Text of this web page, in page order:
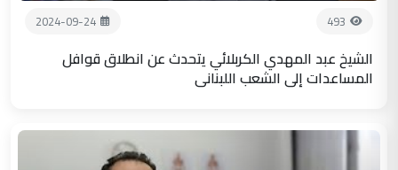
493
2024-09-24
الشيخ عبد المهدي الكربلائي يتحدث عن انطلاق قوافل
المساعدات إلى الشعب اللبناني